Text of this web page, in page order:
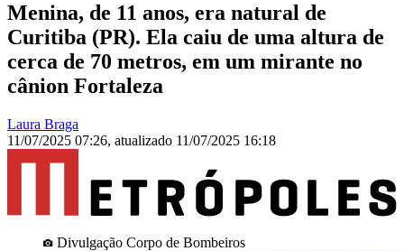
Menina, de 11 anos, era natural de
Curitiba (PR). Ela caiu de uma altura de
cerca de 70 metros, em um mirante no
cânion Fortaleza
Laura Braga
11/07/2025 07:26, atualizado 11/07/2025 16:18
Divulgação Corpo de Bombeiros